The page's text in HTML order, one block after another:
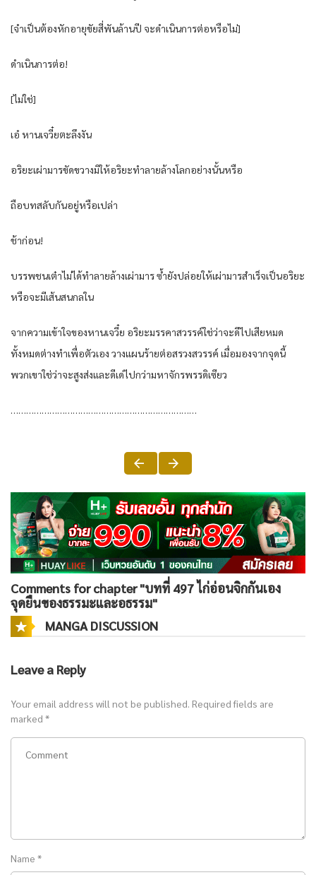
[จำเป็นต้องหักอายุขัยสี่พันล้านปี จะดำเนินการต่อหรือไม่]
ดำเนินการต่อ!
[ไม่ใช่]
เอ๋ หานเจวี๋ยตะลึงงัน
อริยะเผ่ามารขัดขวางมิให้อริยะทำลายล้างโลกอย่างนั้นหรือ
ถือบทสลับกันอยู่หรือเปล่า
ช้าก่อน!
บรรพชนเต๋าไม่ได้ทำลายล้างเผ่ามาร ซ้ำยังปล่อยให้เผ่ามารสำเร็จเป็นอริยะ
หรือจะมีเส้นสนกลใน
จากความเข้าใจของหานเจวี๋ย อริยะมรรคาสวรรค์ใช่ว่าจะดีไปเสียหมด
ทั้งหมดต่างทำเพื่อตัวเอง วางแผนร้ายต่อสรวงสวรรค์ เมื่อมองจากจุดนี้
พวกเขาใช่ว่าจะสูงส่งและดีเด่ไปกว่ามหาจักรพรรดิเซียว
………………………………………………………………
Comments for chapter "บทที่ 497 ไก่อ่อนจิกกันเอง
จุดยืนของธรรมะและอธรรม"
MANGA DISCUSSION
Leave a Reply
Your email address will not be published. Required fields are
marked *
Name *